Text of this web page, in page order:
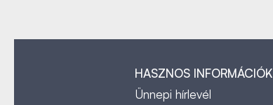
HASZNOS INFORMÁCIÓK
Ünnepi hírlevél